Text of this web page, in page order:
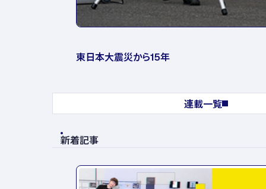
東日本大震災から15年
連載一覧
新着記事